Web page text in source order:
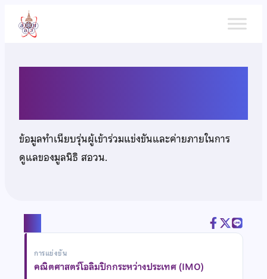
เนื้อหา
ข้อมูลทำเนียบรุ่นผู้เข้าร่วมแข่งขันและค่ายภายในการ
ดูแลของมูลนิธิ สอวน.
การแข่งขัน
คณิตศาสตร์โอลิมปิกกระหว่างประเทศ (IMO)